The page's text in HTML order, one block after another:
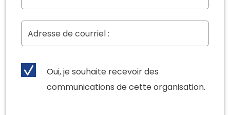
Oui, je souhaite recevoir des
communications de cette organisation.